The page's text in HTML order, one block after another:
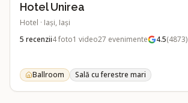
Hotel Unirea
Hotel · Iași, Iași
5 recenzii4foto1 video27 evenimente 4.5(4873)
Ballroom Sală cu ferestre mari